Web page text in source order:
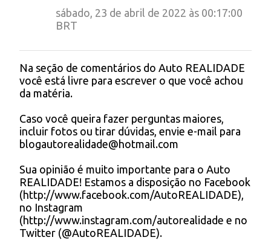
sábado, 23 de abril de 2022 às 00:17:00
BRT
P
o
s
a
r
u
c
o
m
e
n
t
Na seção de comentários do Auto REALIDADE
você está livre para escrever o que você achou
da matéria.
Caso você queira fazer perguntas maiores,
incluir fotos ou tirar dúvidas, envie e-mail para
blogautorealidade@hotmail.com
Sua opinião é muito importante para o Auto
REALIDADE! Estamos a disposição no Facebook
(http://www.facebook.com/AutoREALIDADE),
no Instagram
(http://www.instagram.com/autorealidade e no
Twitter (@AutoREALIDADE).